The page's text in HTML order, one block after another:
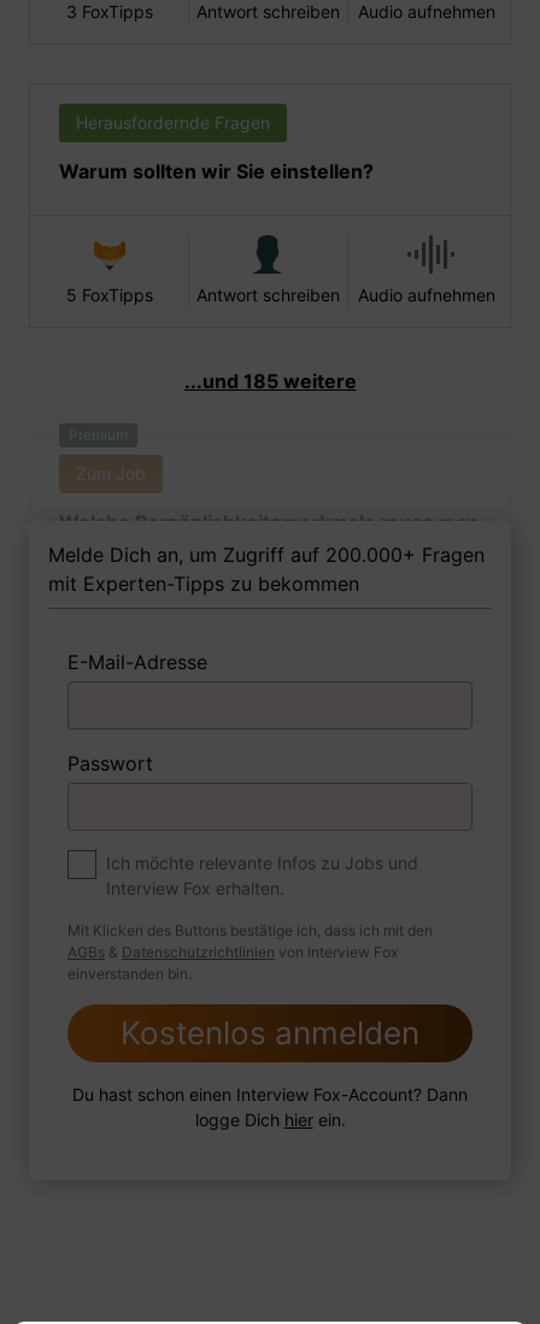
3 FoxTipps Antwort schreiben Audio aufnehmen
Herausfordernde Fragen
Warum sollten wir Sie einstellen?
5 FoxTipps Antwort schreiben Audio aufnehmen
...und 185 weitere
Premium
Zum Job
Welche Persönlichkeitsmerkmale muss man
als Binnenschifferin Ihrer Meinung nach
besitzen, um in dem Job erfolgreich zu
sein?
1 FoxTipp Antwort schreiben Audio aufnehmen
Wie sind Sie mit einer Situation
umgegangen, in der Sie einen
leistungsschwachen Mitarbeiter hatten?
Melde Dich an, um Zugriff auf 200.000+ Fragen
mit Experten-Tipps zu bekommen
E-Mail-Adresse
Passwort
Ich möchte relevante Infos zu Jobs und
Interview Fox erhalten.
Mit Klicken des Buttons bestätige ich, dass ich mit den
AGBs & Datenschutzrichtlinien von Interview Fox
einverstanden bin.
Kostenlos anmelden
Du hast schon einen Interview Fox-Account? Dann
logge Dich hierein.